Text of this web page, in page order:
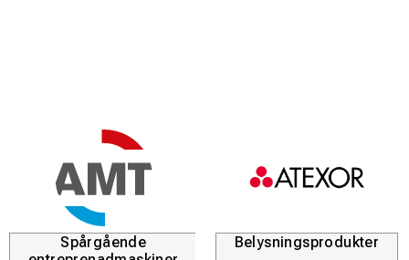
Spårgående
Belysningsprodukter